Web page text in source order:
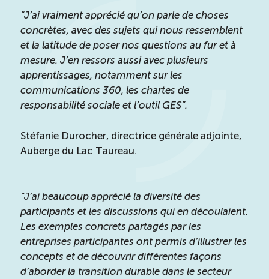
“J’ai vraiment apprécié qu’on parle de choses
concrètes, avec des sujets qui nous ressemblent
et la latitude de poser nos questions au fur et à
mesure. J’en ressors aussi avec plusieurs
apprentissages, notamment sur les
communications 360, les chartes de
responsabilité sociale et l’outil GES”.
Stéfanie Durocher, directrice générale adjointe,
Auberge du Lac Taureau.
“J’ai beaucoup apprécié la diversité des
participants et les discussions qui en découlaient.
Les exemples concrets partagés par les
entreprises participantes ont permis d’illustrer les
concepts et de découvrir différentes façons
d’aborder la transition durable dans le secteur